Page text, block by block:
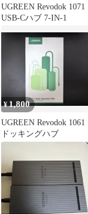
UGREEN Revodok 1071
USB-Cハブ 7-IN-1
¥1,800
UGREEN Revodok 1061
ドッキングハブ